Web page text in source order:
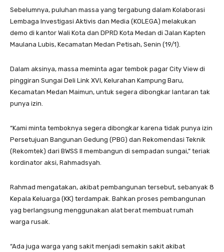
Sebelumnya, puluhan massa yang tergabung dalam Kolaborasi
Lembaga Investigasi Aktivis dan Media (KOLEGA) melakukan
demo di kantor Wali Kota dan DPRD Kota Medan di Jalan Kapten
Maulana Lubis, Kecamatan Medan Petisah, Senin (19/1).
Dalam aksinya, massa meminta agar tembok pagar City View di
pinggiran Sungai Deli Link XVI, Kelurahan Kampung Baru,
Kecamatan Medan Maimun, untuk segera dibongkar lantaran tak
punya izin.
“Kami minta temboknya segera dibongkar karena tidak punya izin
Persetujuan Bangunan Gedung (PBG) dan Rekomendasi Teknik
(Rekomtek) dari BWSS II membangun di sempadan sungai,” teriak
kordinator aksi, Rahmadsyah.
Rahmad mengatakan, akibat pembangunan tersebut, sebanyak 8
Kepala Keluarga (KK) terdampak. Bahkan proses pembangunan
yag berlangsung menggunakan alat berat membuat rumah
warga rusak.
“Ada juga warga yang sakit menjadi semakin sakit akibat